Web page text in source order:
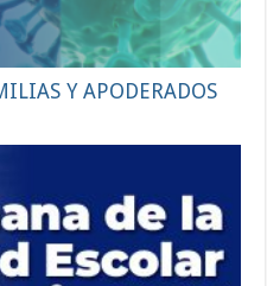
Y APODERADOS